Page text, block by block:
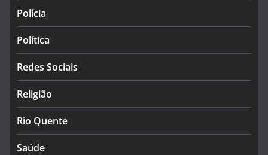
Polícia
Política
Redes Sociais
Religião
Rio Quente
Saúde